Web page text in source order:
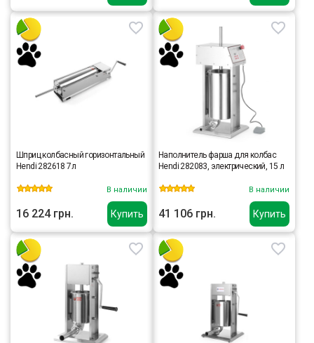
Купить
Шприц колбасный горизонтальный
Hendi 282618 7л
В наличии
16 224 грн. Купить
Наполнитель фарша для колбас
Hendi 282083, электрический, 15 л
В наличии
41 106 грн.